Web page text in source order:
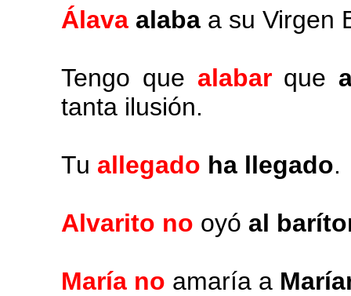
Álava alaba a su Virgen
Tengo que alabarque
tanta ilusión.
Tu allegado ha llegado.
Alvarito no oyó al
María no amaría a